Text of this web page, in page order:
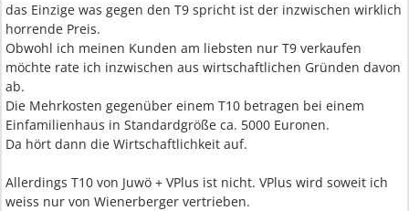
das Einzige was gegen den T9 spricht ist der inzwischen wirklich
horrende Preis.
Obwohl ich meinen Kunden am liebsten nur T9 verkaufen
möchte rate ich inzwischen aus wirtschaftlichen Gründen davon
ab.
Die Mehrkosten gegenüber einem T10 betragen bei einem
Einfamilienhaus in Standardgröße ca. 5000 Euronen.
Da hört dann die Wirtschaftlichkeit auf.
Allerdings T10 von Juwö + VPlus ist nicht. VPlus wird soweit ich
weiss nur von Wienerberger vertrieben.